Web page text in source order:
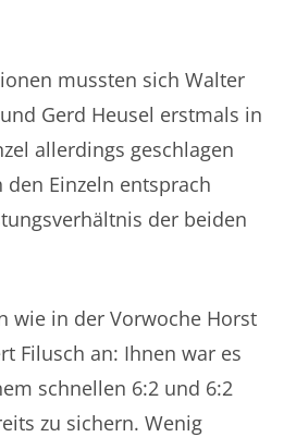
mussten sich Walter
Gerd Heusel erstmals in
allerdings geschlagen
den Einzeln entsprach
der beiden
wie in der Vorwoche Horst
Filusch an: Ihnen war es
schnellen 6:2 und 6:2
zu sichern. Wenig